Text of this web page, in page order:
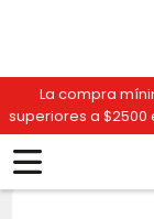
La compra
superiores a $2500